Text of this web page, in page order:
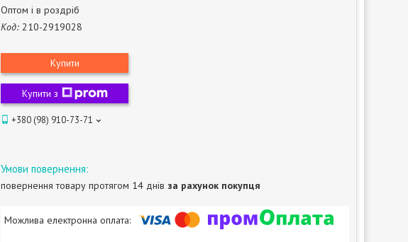
Оптом і в роздріб
Код: 210-2919028
Купити
Купити з
+380 (98) 910-73-71
повернення товару протягом 14 днів за рахунок покупця